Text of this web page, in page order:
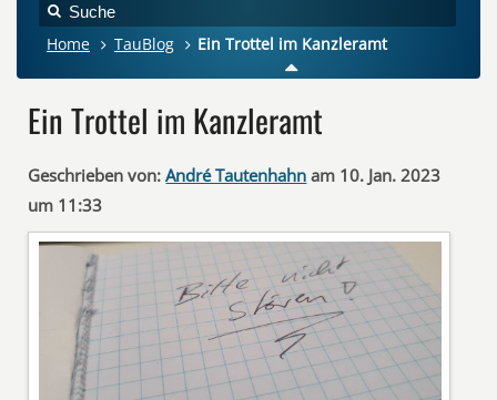
Home TauBlog Ein Trottel im Kanzleramt
Ein Trottel im Kanzleramt
Geschrieben von: André Tautenhahn am 10. Jan. 2023
um 11:33